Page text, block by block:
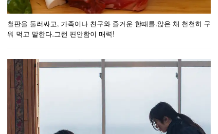
철판을 둘러싸고, 가족이나 친구와 즐거운 한때를.앉은 채 천천히 구
워 먹고 말한다.그런 편안함이 매력!